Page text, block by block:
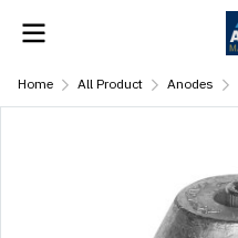
Home All Product Anodes